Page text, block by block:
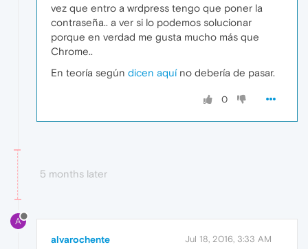
vez que entro a wrdpress tengo que poner la
contraseña.. a ver si lo podemos solucionar
porque en verdad me gusta mucho más que
Chrome..
En teoría según dicen aquíno debería de pasar.
0
5 months later
A
alvarochente Jul 18, 2016, 3:33 AM